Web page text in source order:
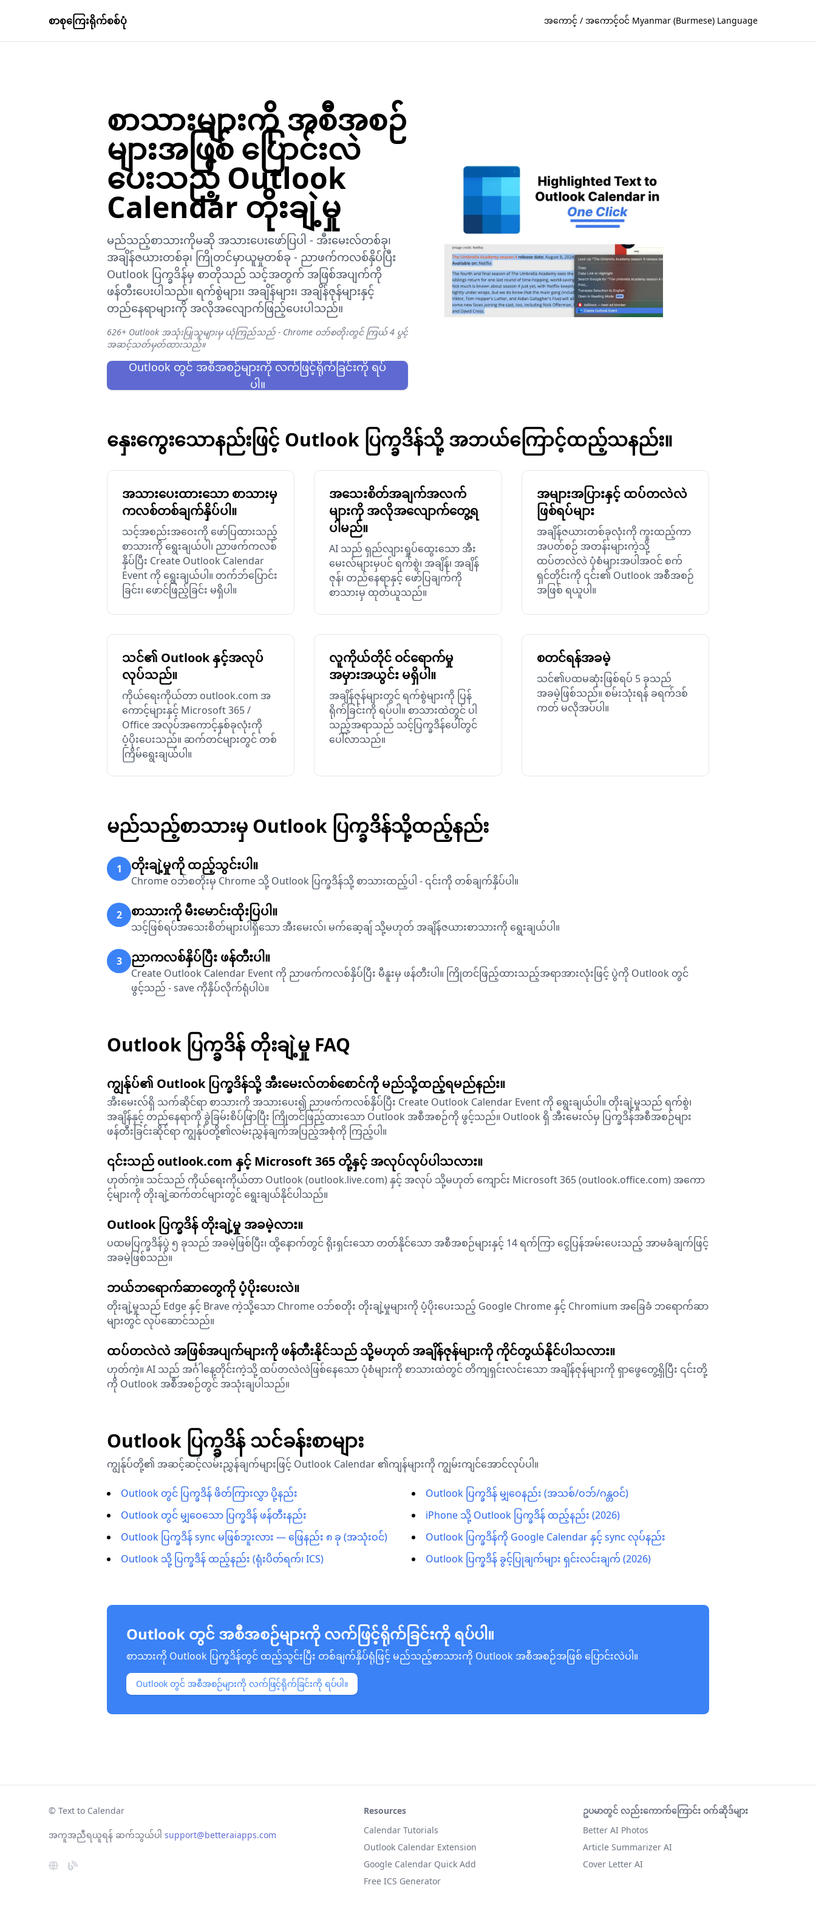
စာစုကြေးရိုက်စစ်ပုံ အကောင့် / အကောင့်ဝင် Myanmar (Burmese) Language
စာသားများကို အစီအစဉ်
များအဖြစ် ပြောင်းလဲ
ပေးသည့် Outlook
Calendar တိုးချဲ့မှု
မည်သည့်စာသားကိုမဆို အသားပေးဖော်ပြပါ - အီးမေးလ်တစ်ခု၊
အချိန်ဇယားတစ်ခု၊ ကြိုတင်မှာယူမှုတစ်ခု - ညာဖက်ကလစ်နှိပ်ပြီး
Outlook ပြက္ခဒိန်မှ စာတိုသည် သင့်အတွက် အဖြစ်အပျက်ကို
ဖန်တီးပေးပါသည်။ ရက်စွဲများ၊ အချိန်များ၊ အချိန်ဇုန်များနှင့်
တည်နေရာများကို အလိုအလျောက်ဖြည့်ပေးပါသည်။
626+ Outlook အသုံးပြုသူများမှ ယုံကြည်သည် - Chrome ဝဘ်စတိုးတွင် ကြယ် 4 ပွင့်
အဆင့်သတ်မှတ်ထားသည်။
Outlook တွင် အစီအစဉ်များကို လက်ဖြင့်ရိုက်ခြင်းကို ရပ်
ပါ။
နှေးကွေးသောနည်းဖြင့် Outlook ပြက္ခဒိန်သို့ အဘယ်ကြောင့်ထည့်သနည်း။
အသားပေးထားသော စာသားမှ
ကလစ်တစ်ချက်နှိပ်ပါ။
သင့်အစည်းအဝေးကို ဖော်ပြထားသည့်
စာသားကို ရွေးချယ်ပါ၊ ညာဖက်ကလစ်
နှိပ်ပြီး Create Outlook Calendar
Event ကို ရွေးချယ်ပါ။ တက်ဘ်ပြောင်း
ခြင်း၊ ဖောင်ဖြည့်ခြင်း မရှိပါ။
အသေးစိတ်အချက်အလက်
များကို အလိုအလျောက်တွေ့ရ
ပါမည်။
AI သည် ရှည်လျားရှုပ်ထွေးသော အီး
မေးလ်များမှပင် ရက်စွဲ၊ အချိန်၊ အချိန်
ဇုန်၊ တည်နေရာနှင့် ဖော်ပြချက်ကို
စာသားမှ ထုတ်ယူသည်။
အများအပြားနှင့် ထပ်တလဲလဲ
ဖြစ်ရပ်များ
အချိန်ဇယားတစ်ခုလုံးကို ကူးထည့်ကာ
အပတ်စဉ် အတန်းများကဲ့သို့
ထပ်တလဲလဲ ပုံစံများအပါအဝင် စက်
ရှင်တိုင်းကို ၎င်း၏ Outlook အစီအစဉ်
အဖြစ် ရယူပါ။
သင်၏ Outlook နှင့်အလုပ်
လုပ်သည်။
ကိုယ်ရေးကိုယ်တာ outlook.com အ
ကောင့်များနှင့် Microsoft 365 /
Office အလုပ်အကောင့်နှစ်ခုလုံးကို
ပံ့ပိုးပေးသည်။ ဆက်တင်များတွင် တစ်
ကြိမ်ရွေးချယ်ပါ။
လူကိုယ်တိုင် ဝင်ရောက်မှု
အမှားအယွင်း မရှိပါ။
အချိန်ဇုန်များတွင် ရက်စွဲများကို ပြန်
ရိုက်ခြင်းကို ရပ်ပါ။ စာသားထဲတွင် ပါ
သည့်အရာသည် သင့်ပြက္ခဒိန်ပေါ်တွင်
ပေါ်လာသည်။
စတင်ရန်အခမဲ့
သင်၏ပထမဆုံးဖြစ်ရပ် 5 ခုသည်
အခမဲ့ဖြစ်သည်။ စမ်းသုံးရန် ခရက်ဒစ်
ကတ် မလိုအပ်ပါ။
မည်သည့်စာသားမှ Outlook ပြက္ခဒိန်သို့ထည့်နည်း
1 တိုးချဲ့မှုကို ထည့်သွင်းပါ။
Chrome ဝဘ်စတိုးမှ Chrome သို့ Outlook ပြက္ခဒိန်သို့ စာသားထည့်ပါ - ၎င်းကို တစ်ချက်နှိပ်ပါ။
2 စာသားကို မီးမောင်းထိုးပြပါ။
သင့်ဖြစ်ရပ်အသေးစိတ်များပါရှိသော အီးမေးလ်၊ မက်ဆေ့ချ် သို့မဟုတ် အချိန်ဇယားစာသားကို ရွေးချယ်ပါ။
3 ညာကလစ်နှိပ်ပြီး ဖန်တီးပါ။
Create Outlook Calendar Event ကို ညာဖက်ကလစ်နှိပ်ပြီး မီနူးမှ ဖန်တီးပါ။ ကြိုတင်ဖြည့်ထားသည့်အရာအားလုံးဖြင့် ပွဲကို Outlook တွင်
ဖွင့်သည် - save ကိုနှိပ်လိုက်ရုံပါပဲ။
Outlook ပြက္ခဒိန် တိုးချဲ့မှု FAQ
ကျွန်ုပ်၏ Outlook ပြက္ခဒိန်သို့ အီးမေးလ်တစ်စောင်ကို မည်သို့ထည့်ရမည်နည်း။
အီးမေးလ်ရှိ သက်ဆိုင်ရာ စာသားကို အသားပေး၍ ညာဖက်ကလစ်နှိပ်ပြီး Create Outlook Calendar Event ကို ရွေးချယ်ပါ။ တိုးချဲ့မှုသည် ရက်စွဲ၊
အချိန်နှင့် တည်နေရာကို ခွဲခြမ်းစိပ်ဖြာပြီး ကြိုတင်ဖြည့်ထားသော Outlook အစီအစဉ်ကို ဖွင့်သည်။ Outlook ရှိ အီးမေးလ်မှ ပြက္ခဒိန်အစီအစဉ်များ
ဖန်တီးခြင်းဆိုင်ရာ ကျွန်ုပ်တို့၏လမ်းညွှန်ချက်အပြည့်အစုံကို ကြည့်ပါ။
၎င်းသည် outlook.com နှင့် Microsoft 365 တို့နှင့် အလုပ်လုပ်ပါသလား။
ဟုတ်ကဲ့။ သင်သည် ကိုယ်ရေးကိုယ်တာ Outlook (outlook.live.com) နှင့် အလုပ် သို့မဟုတ် ကျောင်း Microsoft 365 (outlook.office.com) အကော
င့်များကို တိုးချဲ့ဆက်တင်များတွင် ရွေးချယ်နိုင်ပါသည်။
Outlook ပြက္ခဒိန် တိုးချဲ့မှု အခမဲ့လား။
ပထမပြက္ခဒိန်ပွဲ ၅ ခုသည် အခမဲ့ဖြစ်ပြီး၊ ထို့နောက်တွင် ရိုးရှင်းသော တတ်နိုင်သော အစီအစဉ်များနှင့် 14 ရက်ကြာ ငွေပြန်အမ်းပေးသည့် အာမခံချက်ဖြင့်
အခမဲ့ဖြစ်သည်။
ဘယ်ဘရောက်ဆာတွေကို ပံ့ပိုးပေးလဲ။
တိုးချဲ့မှုသည် Edge နှင့် Brave ကဲ့သို့သော Chrome ဝဘ်စတိုး တိုးချဲ့မှုများကို ပံ့ပိုးပေးသည့် Google Chrome နှင့် Chromium အခြေခံ ဘရောက်ဆာ
များတွင် လုပ်ဆောင်သည်။
ထပ်တလဲလဲ အဖြစ်အပျက်များကို ဖန်တီးနိုင်သည် သို့မဟုတ် အချိန်ဇုန်များကို ကိုင်တွယ်နိုင်ပါသလား။
ဟုတ်ကဲ့။ AI သည် အင်္ဂါနေ့တိုင်းကဲ့သို့ ထပ်တလဲလဲဖြစ်နေသော ပုံစံများကို စာသားထဲတွင် တိကျရှင်းလင်းသော အချိန်ဇုန်များကို ရှာဖွေတွေ့ရှိပြီး ၎င်းတို့
ကို Outlook အစီအစဉ်တွင် အသုံးချပါသည်။
Outlook ပြက္ခဒိန် သင်ခန်းစာများ
ကျွန်ုပ်တို့၏ အဆင့်ဆင့်လမ်းညွှန်ချက်များဖြင့် Outlook Calendar ၏ကျန်များကို ကျွမ်းကျင်အောင်လုပ်ပါ။
Outlook တွင် ပြက္ခဒိန် ဖိတ်ကြားလွှာ ပို့နည်း
Outlook ပြက္ခဒိန် မျှဝေနည်း (အသစ်/ဝဘ်/ဂန္တဝင်)
Outlook တွင် မျှဝေသော ပြက္ခဒိန် ဖန်တီးနည်း
iPhone သို့ Outlook ပြက္ခဒိန် ထည့်နည်း (2026)
Outlook ပြက္ခဒိန် sync မဖြစ်ဘူးလား — ဖြေနည်း ၈ ခု (အသုံးဝင်)
Outlook ပြက္ခဒိန်ကို Google Calendar နှင့် sync လုပ်နည်း
Outlook သို့ ပြက္ခဒိန် ထည့်နည်း (ရုံးပိတ်ရက်၊ ICS)
Outlook ပြက္ခဒိန် ခွင့်ပြုချက်များ ရှင်းလင်းချက် (2026)
Outlook တွင် အစီအစဉ်များကို လက်ဖြင့်ရိုက်ခြင်းကို ရပ်ပါ။
စာသားကို Outlook ပြက္ခဒိန်တွင် ထည့်သွင်းပြီး တစ်ချက်နှိပ်ရုံဖြင့် မည်သည့်စာသားကို Outlook အစီအစဉ်အဖြစ် ပြောင်းလဲပါ။
Outlook တွင် အစီအစဉ်များကို လက်ဖြင့်ရိုက်ခြင်းကို ရပ်ပါ။
© Text to Calendar
အကူအညီရယူရန် ဆက်သွယ်ပါ support@betteraiapps.com
Resources
Calendar Tutorials
Outlook Calendar Extension
Google Calendar Quick Add
Free ICS Generator
ဥပမာတွင် လည်းကောက်ကြောင်း ဝက်ဆိုဒ်များ
Better AI Photos
Article Summarizer AI
Cover Letter AI